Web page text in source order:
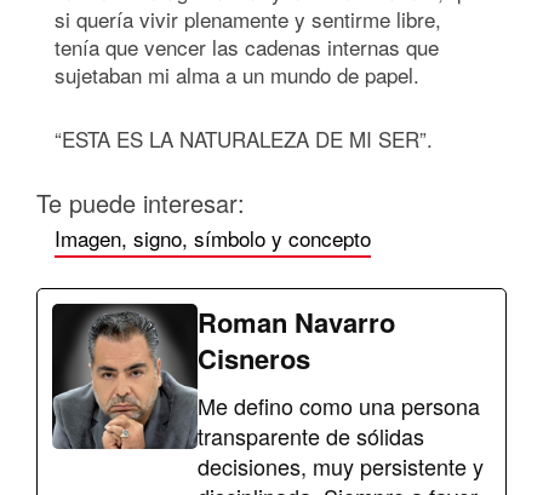
si quería vivir plenamente y sentirme libre,
tenía que vencer las cadenas internas que
sujetaban mi alma a un mundo de papel.
“ESTA ES LA NATURALEZA DE MI SER”.
Te puede interesar:
Imagen, signo, símbolo y concepto
Roman Navarro
Cisneros
Me defino como una persona
transparente de sólidas
decisiones, muy persistente y